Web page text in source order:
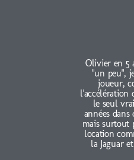
Olivier en 5
"un peu",
joueur,
l'accélération
le seul
années
mais surtout
location
la Jaguar